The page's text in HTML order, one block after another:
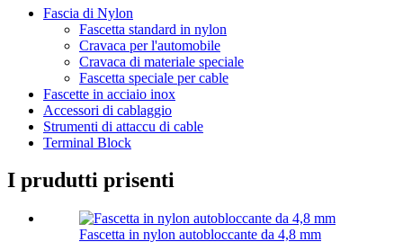
Fascia di Nylon
Fascetta standard in nylon
Cravaca per l'automobile
Cravaca di materiale speciale
Fascetta speciale per cable
Fascette in acciaio inox
Accessori di cablaggio
Strumenti di attaccu di cable
Terminal Block
I prudutti prisenti
Fascetta in nylon autobloccante da 4,8 mm